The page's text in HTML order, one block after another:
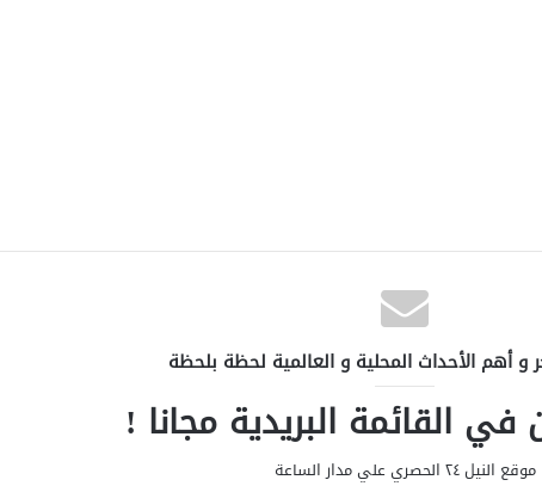
أهم الأحداث المحلية و العالمية لحظة بلحظة
في القائمة البريدية مجانا !
موقع النيل ٢٤ الحصري علي مدار الساعة